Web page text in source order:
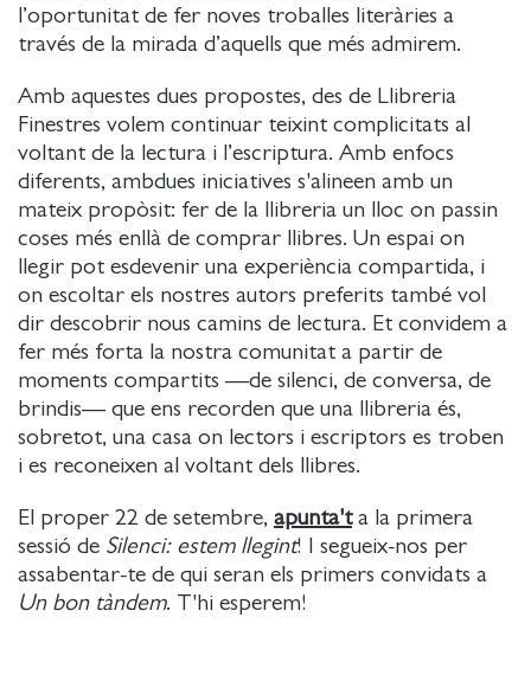
l’oportunitat de fer noves troballes literàries a
través de la mirada d’aquells que més admirem.
Amb aquestes dues propostes, des de Llibreria
Finestres volem continuar teixint complicitats al
voltant de la lectura i l’escriptura. Amb enfocs
diferents, ambdues iniciatives s'alineen amb un
mateix propòsit: fer de la llibreria un lloc on passin
coses més enllà de comprar llibres. Un espai on
llegir pot esdevenir una experiència compartida, i
on escoltar els nostres autors preferits també vol
dir descobrir nous camins de lectura. Et convidem a
fer més forta la nostra comunitat a partir de
moments compartits —de silenci, de conversa, de
brindis— que ens recorden que una llibreria és,
sobretot, una casa on lectors i escriptors es troben
i es reconeixen al voltant dels llibres.
El proper 22 de setembre, apunta'ta la primera
sessió de Silenci: estem llegint! I segueix-nos per
assabentar-te de qui seran els primers convidats a
Un bon tàndem. T'hi esperem!